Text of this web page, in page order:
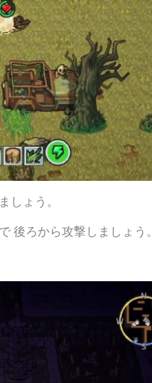
しょう。
後ろから攻撃しましょう。